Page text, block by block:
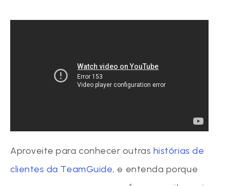
Aproveite para conhecer outras histórias de
clientes da TeamGuide, e entenda porque